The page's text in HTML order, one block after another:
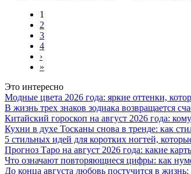
1
2
3
4
›
»
Это интересно
Модные цвета 2026 года: яркие оттенки,
В жизнь трех знаков зодиака возвращается
Китайский гороскоп на август 2026 года:
Кухни в духе Тосканы снова в тренде: как
5 стильных идей для коротких ногтей,
Прогноз Таро на август 2026 года: какие
Что означают повторяющиеся цифры: как
До конца августа любовь постучится в